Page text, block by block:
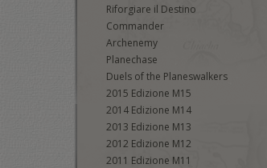
Riforgiare il Destino
Commander
Archenemy
Planechase
Duels of the Planeswalkers
2015 Edizione M15
2014 Edizione M14
2013 Edizione M13
2012 Edizione M12
2011 Edizione M11